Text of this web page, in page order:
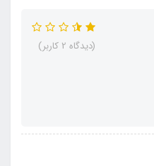
(دیدگاه 2 کاربر)